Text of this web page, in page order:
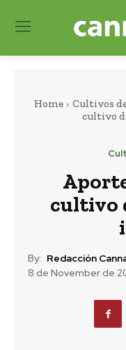
Home Cultivos
cultivo
cultivo
By: Redacción
8 de November de